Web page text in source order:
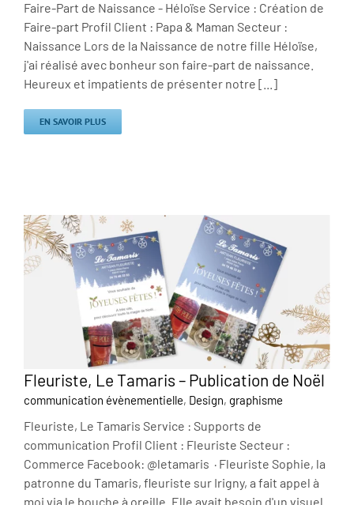
Faire-Part de Naissance - Héloïse Service : Création de
Faire-part Profil Client : Papa & Maman Secteur :
Naissance Lors de la Naissance de notre fille Héloïse,
j'ai réalisé avec bonheur son faire-part de naissance.
Heureux et impatients de présenter notre [...]
EN SAVOIR PLUS
Fleuriste, Le Tamaris – Publication de Noël
communication évènementielle, Design, graphisme
Fleuriste, Le Tamaris Service : Supports de
communication Profil Client : Fleuriste Secteur :
Commerce Facebook: @letamaris · Fleuriste Sophie, la
patronne du Tamaris, fleuriste sur Irigny, a fait appel à
moi via le bouche à oreille. Elle avait besoin d'un visuel